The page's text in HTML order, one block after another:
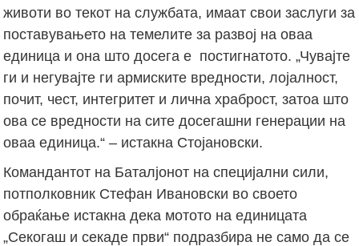
животи во текот на службата, имаат свои заслуги за
поставувањето на темелите за развој на оваа
единица и она што досега е постигнатото. „Чувајте
ги и негувајте ги армиските вредности, лојалност,
почит, чест, интегритет и лична храброст, затоа што
ова се вредности на сите досегашни генерации на
оваа единица.“ – истакна Стојановски.
Командантот на Баталјонот на специјални сили,
потполковник Стефан Ивановски во своето
обраќање истакна дека мотото на единицата
„Секогаш и секаде први“ подразбира не само да се